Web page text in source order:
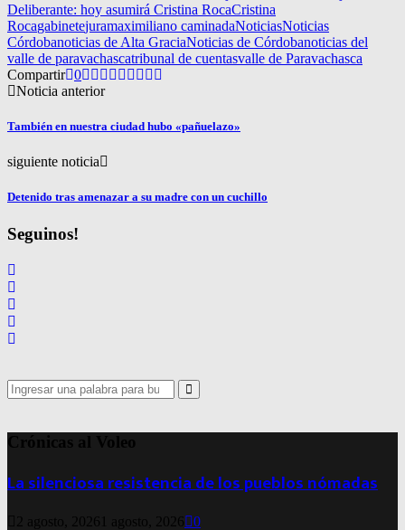
Deliberante: hoy asumirá Cristina RocaCristina
Rocagabinetejuramaximiliano caminadaNoticiasNoticias
Córdobanoticias de Alta GraciaNoticias de Córdobanoticias del
valle de paravachascatribunal de cuentasvalle de Paravachasca
Compartir 0
Noticia anterior
También en nuestra ciudad hubo «pañuelazo»
siguiente noticia
Detenido tras amenazar a su madre con un cuchillo
Seguinos!
Search
for:
Search
Crónicas al Voleo
La silenciosa resistencia de los pueblos nómadas
2 agosto, 2026 1 agosto, 2026 0